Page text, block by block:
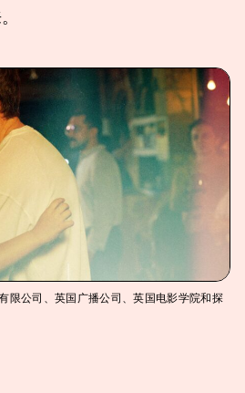
限公司、英国广播公司、英国电影学院和探